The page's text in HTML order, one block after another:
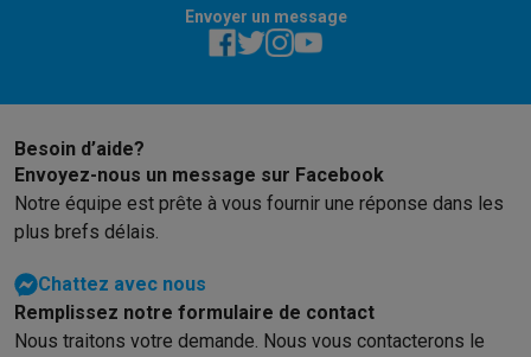
Envoyer un message
Besoin d’aide?
Envoyez-nous un message sur Facebook
Notre équipe est prête à vous fournir une réponse dans les
plus brefs délais.
Chattez avec nous
Remplissez notre formulaire de contact
Nous traitons votre demande. Nous vous contacterons le